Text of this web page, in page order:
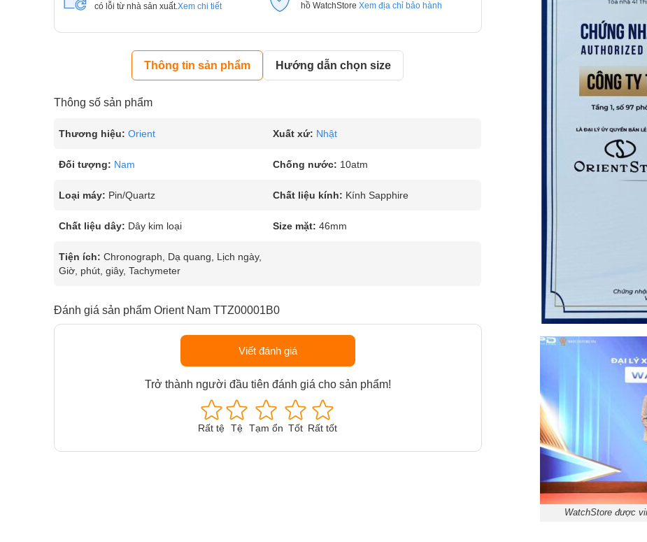
có lỗi từ nhà sản xuất. Xem chi tiết
hồ WatchStore Xem địa chỉ bảo hành
Thông tin sản phẩm Hướng dẫn chọn size
Thông số sản phẩm
Thương hiệu: Orient Xuất xứ: Nhật
Đối tượng: Nam Chống nước: 10atm
Loại máy: Pin/Quartz Chất liệu kính: Kính Sapphire
Chất liệu dây: Dây kim loại Size mặt: 46mm
Tiện ích: Chronograph, Dạ quang, Lịch ngày,
Giờ, phút, giây, Tachymeter
Đánh giá sản phẩm Orient Nam TTZ00001B0
Viết đánh giá
Trở thành người đầu tiên đánh giá cho sản phẩm!
Rất tệ Tệ Tạm ổn Tốt Rất tốt
WatchStore được